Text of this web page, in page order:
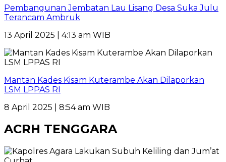
Pembangunan Jembatan Lau Lisang Desa Suka Julu
Terancam Ambruk
13 April 2025 | 4:13 am WIB
Mantan Kades Kisam Kuterambe Akan Dilaporkan
LSM LPPAS RI
8 April 2025 | 8:54 am WIB
ACRH TENGGARA